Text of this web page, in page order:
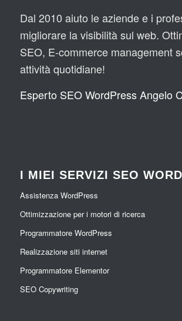
Dal 2010 aiuto le aziende e i
migliorare la visibilità sul web.
SEO, E-commerce management
attività quotidiane!
Esperto SEO WordPress Angelo
I MIEI SERVIZI SEO
Assistenza WordPress
Ottimizzazione per i motori di ricerca
Programmatore WordPress
Realizzazione siti internet
Programmatore Elementor
SEO Copywriting